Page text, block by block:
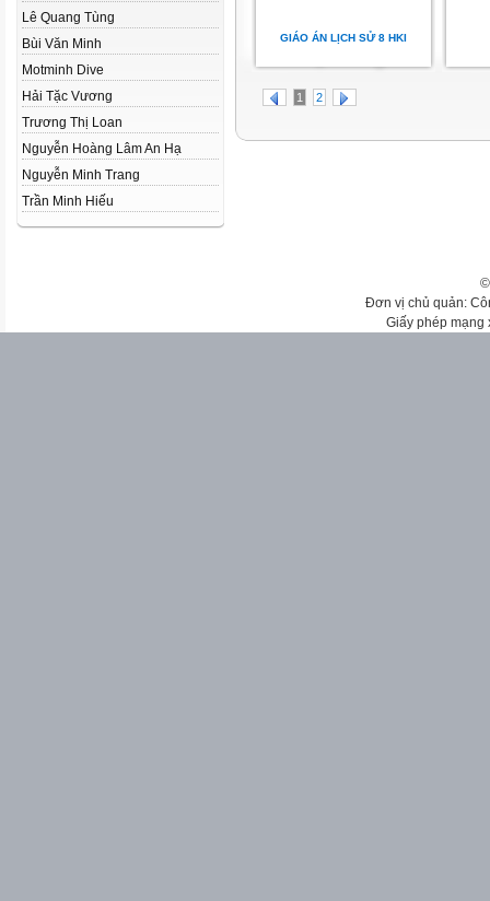
Lê Quang Tùng
Bùi Văn Minh
Motminh Dive
Hải Tặc Vương
Trương Thị Loan
Nguyễn Hoàng Lâm An Hạ
Nguyễn Minh Trang
Trần Minh Hiếu
GIÁO ÁN LỊCH SỬ 8 HKI
1 2
Đơn vị chủ quản:
Giấy phép mạng